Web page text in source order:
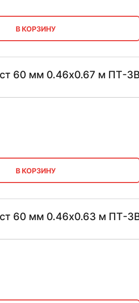
В КОРЗИНУ
60 мм 0.46х0.67 м ПТ-
В КОРЗИНУ
60 мм 0.46х0.63 м ПТ-